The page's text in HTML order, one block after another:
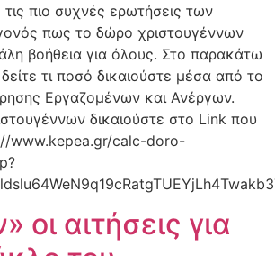
τις πιο συχνές ερωτήσεις των
πως το δώρο χριστουγέννων
βοήθεια για όλους. Στο παρακάτω
τι ποσό δικαιούστε μέσα από το
Εργαζομένων και Ανέργων.
δικαιούστε στο Link που
www.kepea.gr/calc-doro-
οι αιτήσεις για